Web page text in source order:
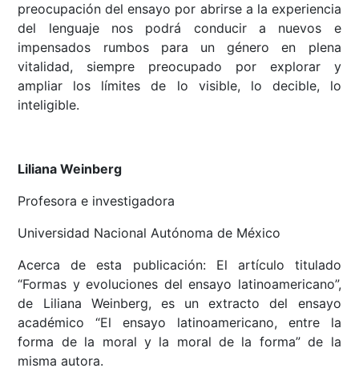
preocupación del ensayo por abrirse a la experiencia
del lenguaje nos podrá conducir a nuevos e
impensados rumbos para un género en plena
vitalidad, siempre preocupado por explorar y
ampliar los límites de lo visible, lo decible, lo
inteligible.
Liliana Weinberg
Profesora e investigadora
Universidad Nacional Autónoma de México
Acerca de esta publicación: El artículo titulado
“Formas y evoluciones del ensayo latinoamericano”,
de Liliana Weinberg, es un extracto del ensayo
académico “El ensayo latinoamericano, entre la
forma de la moral y la moral de la forma” de la
misma autora.